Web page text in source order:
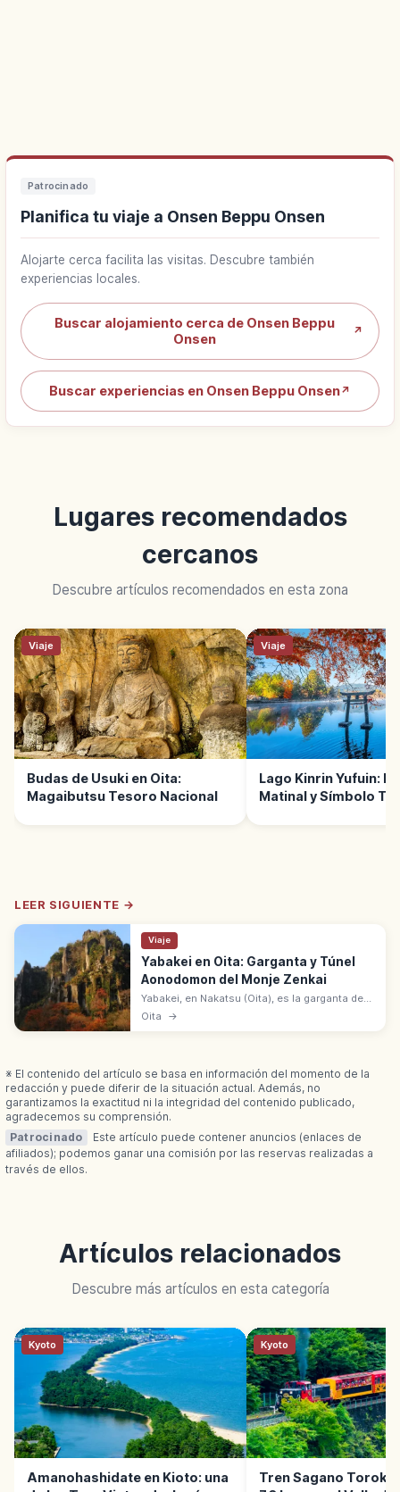
Patrocinado
Planifica tu viaje a Onsen Beppu Onsen
Alojarte cerca facilita las visitas. Descubre también
experiencias locales.
Buscar alojamiento cerca de Onsen Beppu
Onsen
↗
Buscar experiencias en Onsen Beppu Onsen↗
Lugares recomendados
cercanos
Descubre artículos recomendados en esta zona
Viaje
Budas de Usuki en Oita:
Magaibutsu Tesoro Nacional
Viaje
Lago Kinrin Yufuin:
Matinal y Símbolo
LEER SIGUIENTE →
Viaje
Yabakei en Oita: Garganta y Túnel
Aonodomon del Monje Zenkai
Yabakei, en Nakatsu (Oita), es la garganta de
los Nuevos Tres Paisajes de Japón. Túnel
Oita →
※ El contenido del artículo se basa en información del momento de la
redacción y puede diferir de la situación actual. Además, no
garantizamos la exactitud ni la integridad del contenido publicado,
agradecemos su comprensión.
Patrocinado
Este artículo puede contener anuncios (enlaces de
afiliados); podemos ganar una comisión por las reservas realizadas a
través de ellos.
Artículos relacionados
Descubre más artículos en esta categoría
Kyoto
Amanohashidate en Kioto: una
Kyoto
Tren Sagano